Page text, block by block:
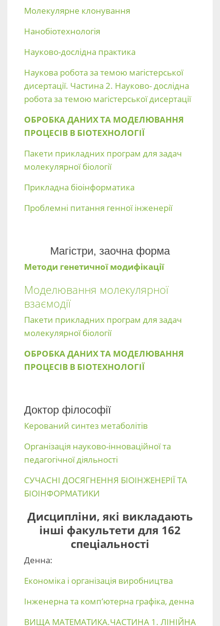
Молекулярне клонування
Нанобіотехнологія
Науково-дослідна практика
Наукова робота за темою магістерської
дисертації. Частина 2. Науково- дослідна
робота за темою магістерської дисертації
ОБРОБКА ДАНИХ ТА МОДЕЛЮВАННЯ
ПРОЦЕСІВ В БІОТЕХНОЛОГІЇ
Пакети прикладних програм для задач
молекулярної біології
Прикладна біоінформатика
Проблемні питання генної інженерії
Магістри, заочна форма
Методи генетичної модифікації
Моделювання молекулярної
взаємодії
Пакети прикладних програм для задач
молекулярної біології
ОБРОБКА ДАНИХ ТА МОДЕЛЮВАННЯ
ПРОЦЕСІВ В БІОТЕХНОЛОГІЇ
Доктор філософії
Керований синтез метаболітів
Організація науково-інноваційної та
педагогічної діяльності
СУЧАСНІ ДОСЯГНЕННЯ БІОІНЖЕНЕРІЇ ТА
БІОІНФОРМАТИКИ
Дисципліни, які викладають
інші факультети для 162
спеціальності
Денна:
Економіка і організація виробництва
Інженерна та комп’ютерна графіка, денна
ВИЩА МАТЕМАТИКА.ЧАСТИНА 1. ЛІНІЙНА